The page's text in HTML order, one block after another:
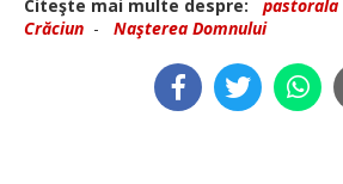
Citeşte mai multe despre: pastorala
Crăciun - Naşterea Domnului